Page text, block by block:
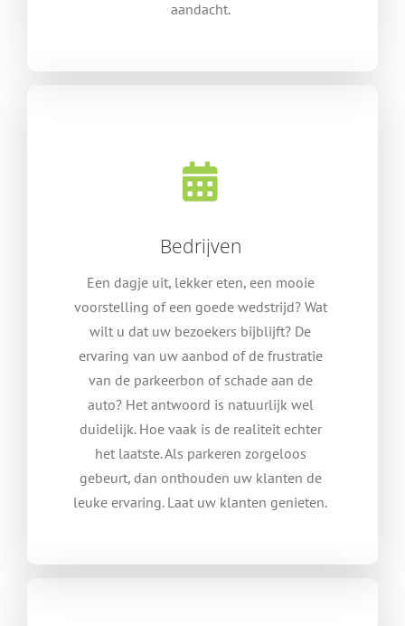
aandacht.
Bedrijven
Een dagje uit, lekker eten, een mooie
voorstelling of een goede wedstrijd? Wat
wilt u dat uw bezoekers bijblijft? De
ervaring van uw aanbod of de frustratie
van de parkeerbon of schade aan de
auto? Het antwoord is natuurlijk wel
duidelijk. Hoe vaak is de realiteit echter
het laatste. Als parkeren zorgeloos
gebeurt, dan onthouden uw klanten de
leuke ervaring. Laat uw klanten genieten.